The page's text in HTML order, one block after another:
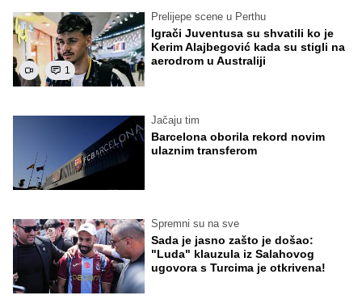
1
Prelijepe scene u Perthu
Igrači Juventusa su shvatili ko je
Kerim Alajbegović kada su stigli na
aerodrom u Australiji
Jačaju tim
Barcelona oborila rekord novim
ulaznim transferom
Spremni su na sve
Sada je jasno zašto je došao:
"Luda" klauzula iz Salahovog
ugovora s Turcima je otkrivena!